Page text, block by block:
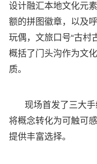
设计融汇本地文化元
额的拼图徽章，以及
玩偶，文旅口号“古村
概括了门头沟作为文
质。
现场首发了三大手
将概念转化为可触可
提供丰富选择。